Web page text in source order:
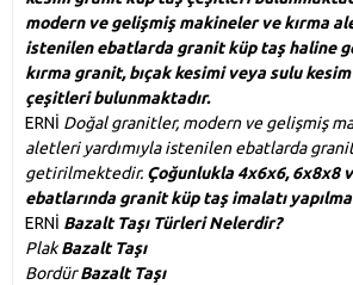
modern ve gelişmiş makineler ve kırma
istenilen ebatlarda granit küp taşhaline
kırma granit, bıçak kesimi veya sulu
çeşitleri bulunmaktadır.
ERNİ Doğal granitler, modern ve gelişmiş
aletleri yardımıyla istenilen ebatlarda
getirilmektedir. Çoğunlukla 4x6x6, 6x8x8
ebatlarında granit küp taş imalatı
ERNİ Bazalt Taşı TürleriNelerdir?
PlakBazalt Taşı
BordürBazalt Taşı